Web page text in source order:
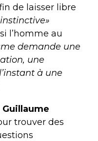
de laisser libre
l’homme au
demande une
une
à une
Guillaume
trouver des